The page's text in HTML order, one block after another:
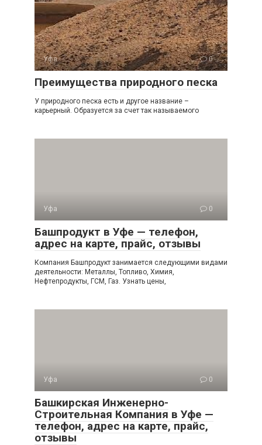
Уфа 0
Преимущества природного песка
У природного песка есть и другое название –
карьерный. Образуется за счет так называемого
Уфа 0
Башпродукт в Уфе — телефон,
адрес на карте, прайс, отзывы
Компания Башпродукт занимается следующими видами
деятельности: Металлы, Топливо, Химия,
Нефтепродукты, ГСМ, Газ. Узнать цены,
Уфа 0
Башкирская Инженерно-
Строительная Компания в Уфе —
телефон, адрес на карте, прайс,
отзывы